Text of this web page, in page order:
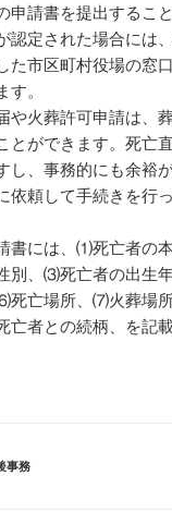
申請書を提出するこ
定された場合には
た市区町村役場の窓
す。
火葬許可申請は、
とができます。死亡
し、事務的にも余裕
依頼して手続きを行
には、⑴死亡者の本
別、⑶死亡者の出生
亡場所、⑺火葬場
亡者との続柄、を記
事務